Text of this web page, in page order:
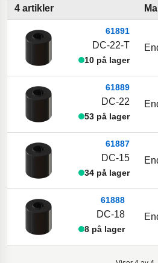
4 artikler Mal
61891
DC-22-T
10 på lager
61889
DC-22
53 på lager
61887
DC-15
34 på lager
61888
DC-18
8 på lager